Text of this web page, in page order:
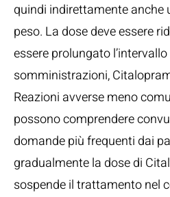
quindi indirettamente anche
peso. La dose deve essere
essere prolungato
somministrazioni,
Reazioni avverse meno
possono comprendere
domande più frequenti dai
gradualmente la dose di
sospende il trattamento nel